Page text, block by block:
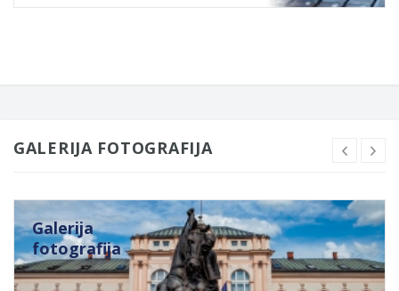
GALERIJA FOTOGRAFIJA
Galerija
fotografija